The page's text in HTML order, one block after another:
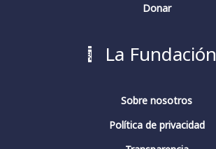
Donar
La Fundación
Sobre nosotros
Política de privacidad